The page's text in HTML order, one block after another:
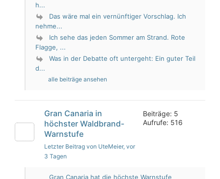
h...
Das wäre mal ein vernünftiger Vorschlag. Ich
nehme...
Ich sehe das jeden Sommer am Strand. Rote
Flagge, ...
Was in der Debatte oft untergeht: Ein guter Teil
d...
alle beiträge ansehen
Gran Canaria in
höchster Waldbrand-
Warnstufe
Letzter Beitrag von UteMeier, vor
3 Tagen
Beiträge: 5
Aufrufe: 516
Gran Canaria hat die höchste Warnstufe